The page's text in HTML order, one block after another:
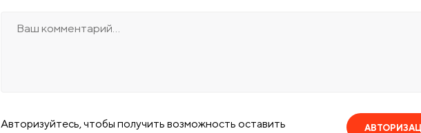
Авторизуйтесь, чтобы получить возможность оставить